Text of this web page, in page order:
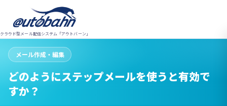
クラウド型メール配信システム「アウトバーン」
メール作成・編集
どのようにステップメールを使うと有効で
すか？